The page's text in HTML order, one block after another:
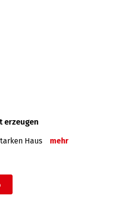
erzeugen
Haus mehr